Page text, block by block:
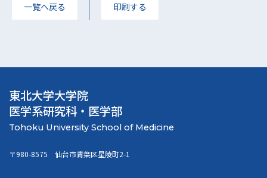
一覧へ戻る 印刷する
東北大学大学院
医学系研究科・医学部
〒980-8575 仙台市青葉区星陵町2-1